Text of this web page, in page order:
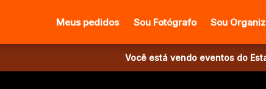
Meus pedidos Sou Fotógrafo Sou
Você está vendo eventos do